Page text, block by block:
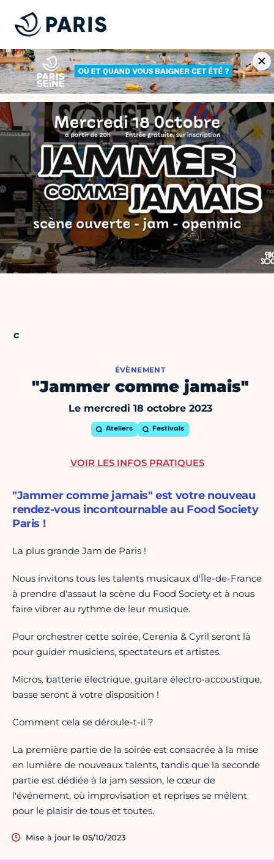
ÉVÈNEMENT
"Jammer comme jamais"
Le mercredi 18 octobre 2023
Ateliers Festivals
"Jammer comme jamais" est votre nouveau
rendez-vous incontournable au Food Society
Paris !
La plus grande Jam de Paris !
Nous invitons tous les talents musicaux d'Île-de-France
à prendre d'assaut la scène du Food Society et à nous
faire vibrer au rythme de leur musique.
Pour orchestrer cette soirée, Cerenia & Cyril seront là
pour guider musiciens, spectateurs et artistes.
Micros, batterie électrique, guitare électro-accoustique,
basse seront à votre disposition !
Comment cela se déroule-t-il ?
La première partie de la soirée est consacrée à la mise
en lumière de nouveaux talents, tandis que la seconde
partie est dédiée à la jam session, le cœur de
l'événement, où improvisation et reprises se mêlent
pour le plaisir de tous et toutes.
Mise à jour le 05/10/2023
VOIR LES INFOS PRATIQUES